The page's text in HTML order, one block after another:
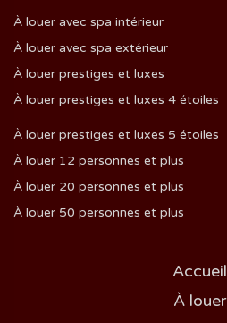
À louer avec spa intérieur
À louer avec spa extérieur
À louer prestiges et luxes
À louer prestiges et luxes 4 étoiles
À louer prestiges et luxes 5 étoiles
À louer 12 personnes et plus
À louer 20 personnes et plus
À louer 50 personnes et plus
Accueil
À louer